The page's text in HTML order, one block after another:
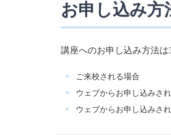
お申し込み方
講座へのお申し込み方法は
ご来校される場合
ウェブからお申し込みさ
ウェブからお申し込みさ